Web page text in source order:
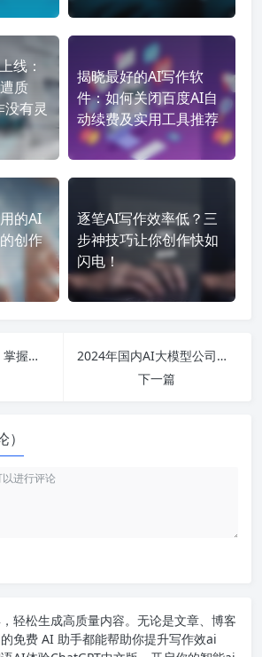
线：
质
没有灵
揭晓最好的AI写作软
件：如何关闭百度AI自
动续费及实用工具推荐
的AI
创作
逐笔AI写作效率低？三
步神技巧让你创作快如
闪电！
十年后的人工智能：掌握未来就业方向与技术应用的必修课程解析
2024年国内AI大模型公司排名及应用分析，揭示行业未来发展趋势与挑战
下一篇
轻松生成高质量内容。无论是文章、博客
免费 AI 助手都能帮助你提升写作效ai